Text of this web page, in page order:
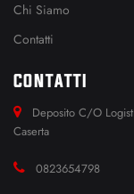
Chi Siamo
Contatti
CONTATTI
Deposito C/O
Caserta
0823654798